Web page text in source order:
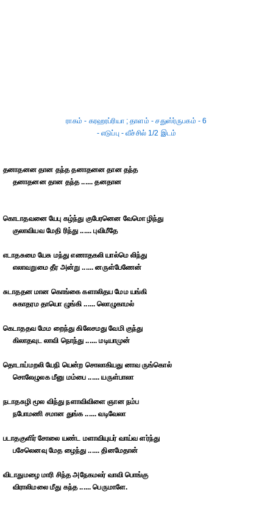
ராகம் - கரஹரப்ரியா ; தாளம் - சதுஸ்ர்ருபகம் - 6
- எடுப்பு - வீச்சில் 1/2 இடம்
தனாதனன தான தந்த தனாதனன தான தந்த
தனாதனன தான தந்த ...... தனதான
கொடாதவனை யேபு கழ்ந்து குபேரனென வேமொ ழிந்து
குலாவியவ மேதி ரிந்து ...... புவிமீதே
எடாதசுமை யேசு மந்து எணாதகலி யால்மெ லிந்து
எலாவறுமை தீர அன்று ...... னருள்பேணேன்
சுடாததன மான கொங்கை களாலிதய மேம யங்கி
சுகாதரம தாயொ ழுங்கி ...... லொழுகாமல்
கெடாததவ மேம றைந்து கிலேசமது வேமி குந்து
கிலாதவுட லாவி நொந்து ...... மடியாமுன்
தொடாய்மறலி யேநி யென்ற சொலாகியது னாவ ருங்கொல்
சொலேழுலக மீனு மம்பை ...... யருள்பாலா
நடாதசுழி மூல விந்து நளாவிவிளை ஞான நம்ப
நபோமணி சமான துங்க ...... வடிவேலா
படாதகுளிர் சோலை யண்ட மளாவியுயர் வாய்வ ளர்ந்து
பசேலெனவு மேத ழைந்து ...... தினமேதான்
விடாதுமழை மாரி சிந்த அநேகமலர் வாவி பொங்கு
விராலிமலை மீது கந்த ...... பெருமாளே.